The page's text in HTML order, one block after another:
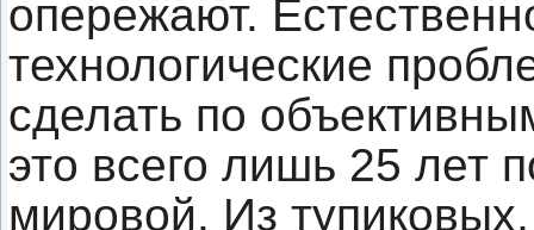
опережают.
технологические
сделать по
это всего лишь 25 лет
мировой. Из